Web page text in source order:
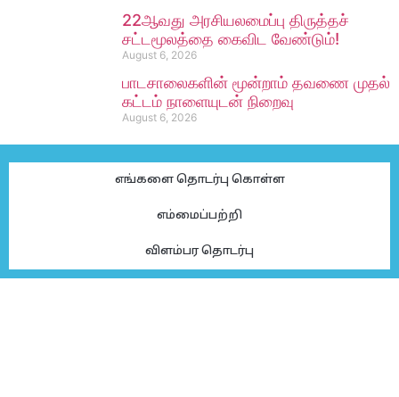
22ஆவது அரசியலமைப்பு திருத்தச்
சட்டமூலத்தை கைவிட வேண்டும்!
August 6, 2026
பாடசாலைகளின் மூன்றாம் தவணை முதல்
கட்டம் நாளையுடன் நிறைவு
August 6, 2026
எங்களை தொடர்பு கொள்ள
எம்மைப்பற்றி
விளம்பர தொடர்பு